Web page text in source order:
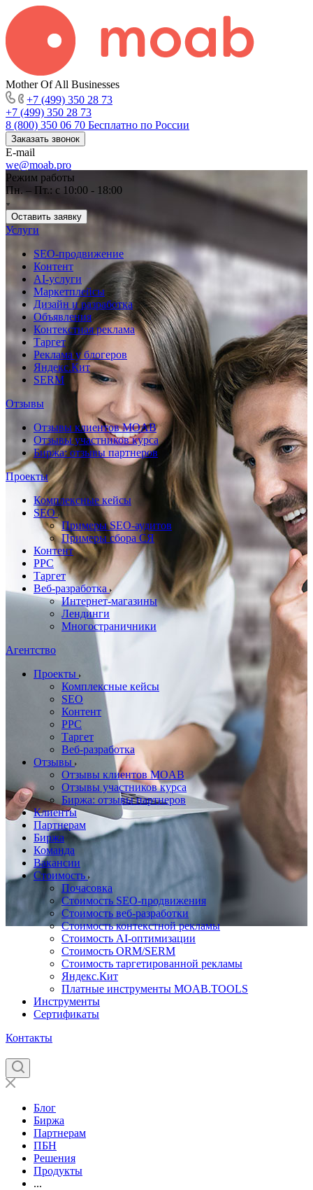
Mother Of All Businesses
+7 (499) 350 28 73
+7 (499) 350 28 73
8 (800) 350 06 70 Бесплатно по России
Заказать звонок
E-mail
we@moab.pro
Режим работы
Пн. – Пт.: с 10:00 - 18:00
Оставить заявку
Услуги
SEO-продвижение
Контент
AI-услуги
Маркетплейсы
Дизайн и разработка
Объявления
Контекстная реклама
Таргет
Реклама у блогеров
Яндекс.Кит
SERM
Отзывы
Отзывы клиентов MOAB
Отзывы участников курса
Биржа: отзывы партнеров
Проекты
Комплексные кейсы
SEO
Примеры SEO-аудитов
Примеры сбора СЯ
Контент
PPC
Таргет
Веб-разработка
Интернет-магазины
Лендинги
Многостраничники
Агентство
Проекты
Комплексные кейсы
SEO
Контент
PPC
Таргет
Веб-разработка
Отзывы
Отзывы клиентов MOAB
Отзывы участников курса
Биржа: отзывы партнеров
Клиенты
Партнерам
Биржа
Команда
Вакансии
Стоимость
Почасовка
Стоимость SEO-продвижения
Стоимость веб-разработки
Стоимость контекстной рекламы
Стоимость AI-оптимизации
Стоимость ORM/SERM
Стоимость таргетированной рекламы
Яндекс.Кит
Платные инструменты MOAB.TOOLS
Инструменты
Сертификаты
Контакты
Блог
Биржа
Партнерам
ПБН
Решения
Продукты
...